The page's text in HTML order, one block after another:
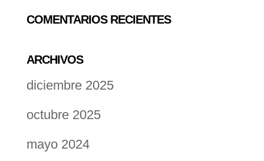
COMENTARIOS RECIENTES
ARCHIVOS
diciembre 2025
octubre 2025
mayo 2024